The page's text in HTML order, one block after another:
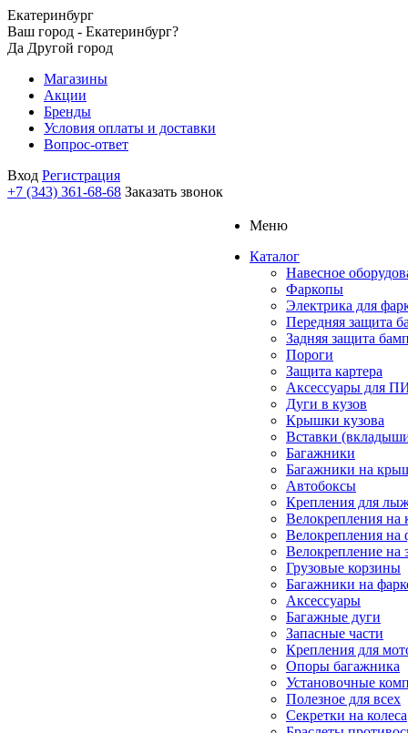
Екатеринбург
Ваш город - Екатеринбург?
Да Другой город
Магазины
Акции
Бренды
Условия оплаты и доставки
Вопрос-ответ
Вход Регистрация
+7 (343) 361-68-68 Заказать звонок
Меню
Каталог
Навесное
Фаркопы
Электрика для
Передняя защита
Задняя защита
Пороги
Защита картера
Аксессуары для
Дуги в кузов
Крышки кузова
Вставки
Багажники
Багажники на
Автобоксы
Крепления для
Велокрепления
Велокрепления на
Велокрепление на
Грузовые корзины
Багажники на
Аксессуары
Багажные дуги
Запасные части
Крепления для
Опоры багажника
Установочные
Полезное для всех
Секретки на колеса